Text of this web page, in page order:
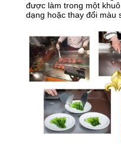
được làm trong một
dạng hoặc thay đổi màu